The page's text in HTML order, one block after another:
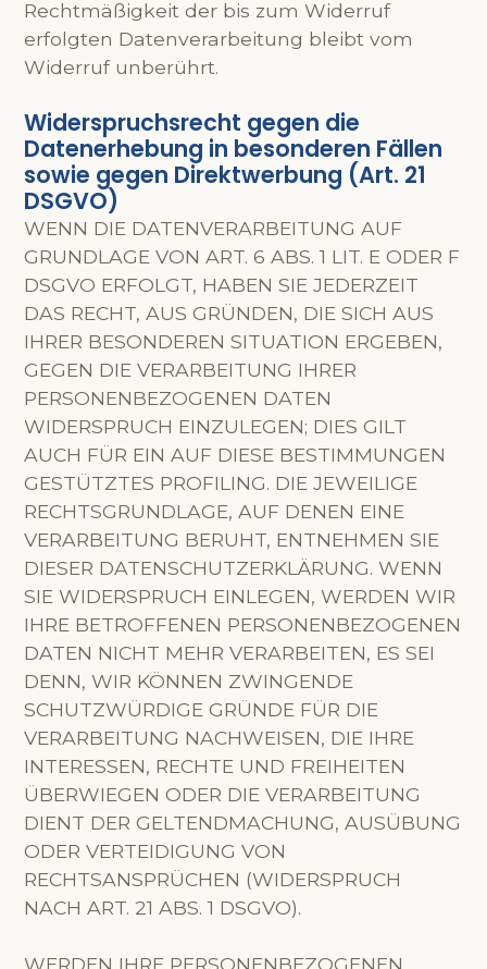
Rechtmäßigkeit der bis zum Widerruf
erfolgten Datenverarbeitung bleibt vom
Widerruf unberührt.
Widerspruchsrecht gegen die
Datenerhebung in besonderen Fällen
sowie gegen Direktwerbung (Art. 21
DSGVO)
WENN DIE DATENVERARBEITUNG AUF
GRUNDLAGE VON ART. 6 ABS. 1 LIT. E ODER F
DSGVO ERFOLGT, HABEN SIE JEDERZEIT
DAS RECHT, AUS GRÜNDEN, DIE SICH AUS
IHRER BESONDEREN SITUATION ERGEBEN,
GEGEN DIE VERARBEITUNG IHRER
PERSONENBEZOGENEN DATEN
WIDERSPRUCH EINZULEGEN; DIES GILT
AUCH FÜR EIN AUF DIESE BESTIMMUNGEN
GESTÜTZTES PROFILING. DIE JEWEILIGE
RECHTSGRUNDLAGE, AUF DENEN EINE
VERARBEITUNG BERUHT, ENTNEHMEN SIE
DIESER DATENSCHUTZERKLÄRUNG. WENN
SIE WIDERSPRUCH EINLEGEN, WERDEN WIR
IHRE BETROFFENEN PERSONENBEZOGENEN
DATEN NICHT MEHR VERARBEITEN, ES SEI
DENN, WIR KÖNNEN ZWINGENDE
SCHUTZWÜRDIGE GRÜNDE FÜR DIE
VERARBEITUNG NACHWEISEN, DIE IHRE
INTERESSEN, RECHTE UND FREIHEITEN
ÜBERWIEGEN ODER DIE VERARBEITUNG
DIENT DER GELTENDMACHUNG, AUSÜBUNG
ODER VERTEIDIGUNG VON
RECHTSANSPRÜCHEN (WIDERSPRUCH
NACH ART. 21 ABS. 1 DSGVO).
WERDEN IHRE PERSONENBEZOGENEN